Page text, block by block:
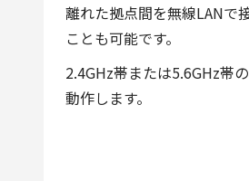
離れた拠点間を無線LANで
ことも可能です。
2.4GHz帯または5.6GHz帯
動作します。